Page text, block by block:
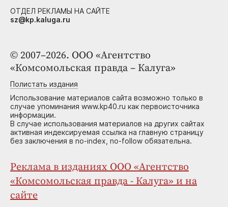
© 2007–2026. ООО «Агентство
«Комсомольская правда – Калуга»
Полистать издания
Использование материалов сайта возможно только в
случае упоминания www.kp40.ru как первоисточника
информации.
В случае использования материалов на других сайтах
активная индексируемая ссылка на главную страницу
без заключения в no-index, no-follow обязательна.
Реклама в изданиях ООО «Агентство
«Комсомольская правда - Калуга» и на
сайте
ОТДЕЛ РЕКЛАМЫ НА САЙТЕ
sz@kp.kaluga.ru